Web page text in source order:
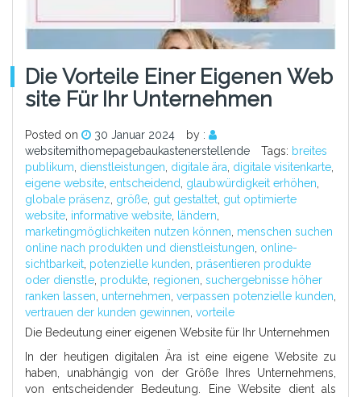
Die Vorteile Einer Eigenen Web
Site Für Ihr Unternehmen
Posted on 30 Januar 2024
by :
websitemithomepagebaukastenerstellende
Tags: breites
publikum dienstleistungen digitale ära digitale visitenkarte
eigene website entscheidend glaubwürdigkeit erhöhen
globale präsenz größe gut gestaltet gut optimierte
website informative website ländern
marketingmöglichkeiten nutzen können menschen suchen
online nach produkten und dienstleistungen online-
sichtbarkeit potenzielle kunden präsentieren produkte
oder dienstle produkte regionen suchergebnisse höher
ranken lassen unternehmen verpassen potenzielle kunden
vertrauen der kunden gewinnen vorteile
Die Bedeutung einer eigenen Website für Ihr Unternehmen
In der heutigen digitalen Ära ist eine eigene Website zu
haben, unabhängig von der Größe Ihres Unternehmens,
von entscheidender Bedeutung. Eine Website dient als